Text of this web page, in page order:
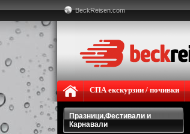
BeckReisen.com
СПА екскурзии / почивки
Празници,Фестивали и
Карнавали